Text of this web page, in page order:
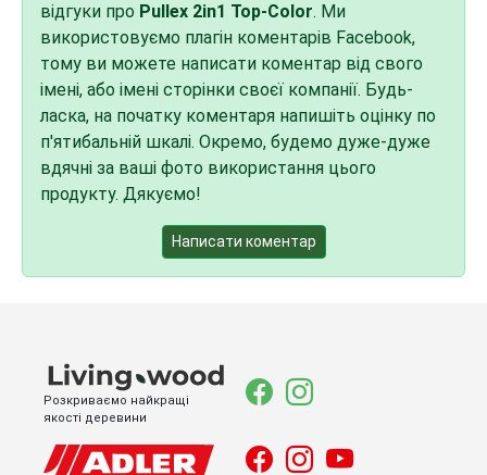
відгуки про Pullex 2in1 Top-Color. Ми
використовуємо плагін коментарів Facebook,
тому ви можете написати коментар від свого
імені, або імені сторінки своєї компанії. Будь-
ласка, на початку коментаря напишіть оцінку по
п'ятибальній шкалі. Окремо, будемо дуже-дуже
вдячні за ваші фото використання цього
продукту. Дякуємо!
Написати коментар
Розкриваємо найкращі
якості деревини